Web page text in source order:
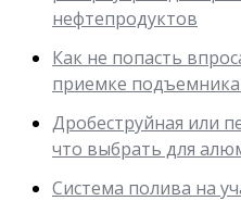
нефтепродуктов
Как не попасть
приемке
Дробеструйная или
что выбрать для
Система полива на